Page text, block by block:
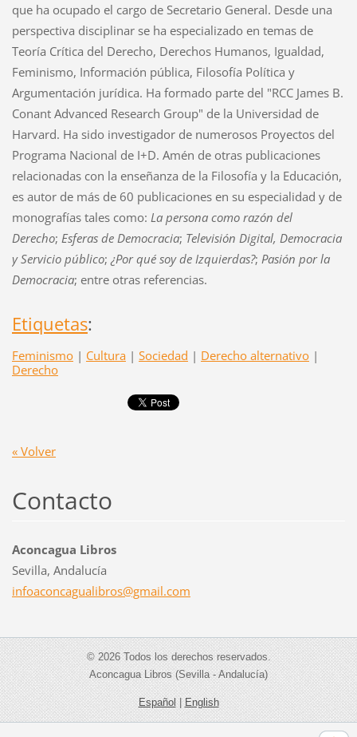
que ha ocupado el cargo de Secretario General. Desde una
perspectiva disciplinar se ha especializado en temas de
Teoría Crítica del Derecho, Derechos Humanos, Igualdad,
Feminismo, Información pública, Filosofía Política y
Argumentación jurídica. Ha formado parte del "RCC James B.
Conant Advanced Research Group" de la Universidad de
Harvard. Ha sido investigador de numerosos Proyectos del
Programa Nacional de I+D. Amén de otras publicaciones
relacionadas con la enseñanza de la Filosofía y la Educación,
es autor de más de 60 publicaciones en su especialidad y de
monografías tales como: La persona como razón del
Derecho; Esferas de Democracia; Televisión Digital, Democracia
y Servicio público; ¿Por qué soy de Izquierdas?; Pasión por la
Democracia; entre otras referencias.
Etiquetas:
Feminismo | Cultura | Sociedad | Derecho alternativo |
Derecho
« Volver
Contacto
Aconcagua Libros
Sevilla, Andalucía
infoaconcagualibros@gmail.com
© 2026 Todos los derechos reservados.
Aconcagua Libros (Sevilla - Andalucía)
Español|English